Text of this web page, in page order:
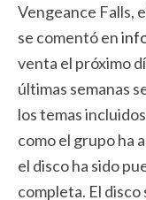
Vengeance Falls,
se comentó en
venta el próximo
últimas semanas
los temas
como el grupo ha
el disco ha sido
completa. El